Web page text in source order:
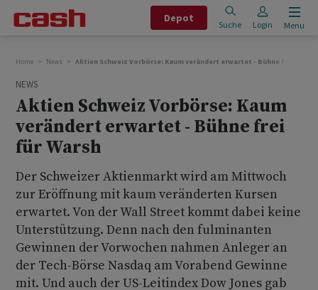
Depot
Suche Login Menu
Home News Aktien Schweiz Vorbörse: Kaum verändert erwartet - Bühne frei für
NEWS
Aktien Schweiz Vorbörse: Kaum
verändert erwartet - Bühne frei
für Warsh
Der Schweizer Aktienmarkt wird am Mittwoch
zur Eröffnung mit kaum veränderten Kursen
erwartet. Von der Wall Street kommt dabei keine
Unterstützung. Denn nach den fulminanten
Gewinnen der Vorwochen nahmen Anleger an
der Tech-Börse Nasdaq am Vorabend Gewinne
mit. Und auch der US-Leitindex Dow Jones gab